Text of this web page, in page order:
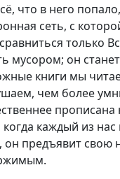
что в него
сеть, с
только
мусором; он
книги мы
чем более
каждый из нас
он предъявит свою